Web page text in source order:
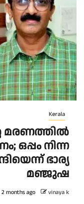
Kerala
മരണത്തിൽ
നിന്ന
ഭാര്യ
മഞ്ജുഷ
2 months ago vinaya k